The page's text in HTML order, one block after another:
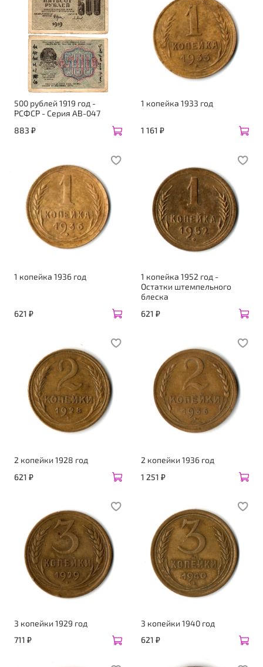
500 рублей 1919 год -
РСФСР - Серия АВ-047
883 ₽
1 копейка 1933 год
1 161 ₽
1 копейка 1936 год
621 ₽
1 копейка 1952 год -
Остатки штемпельного
блеска
621 ₽
2 копейки 1928 год
621 ₽
2 копейки 1936 год
1 251 ₽
3 копейки 1929 год
711 ₽
3 копейки 1940 год
621 ₽